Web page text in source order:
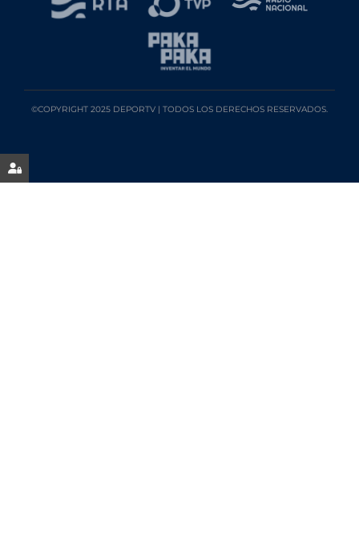
©COPYRIGHT 2025 DEPORTV | TODOS LOS DERECHOS RESERVADOS.